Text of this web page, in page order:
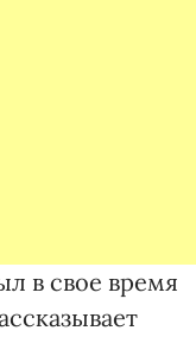
в свое время